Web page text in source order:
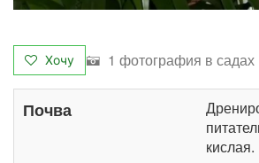
Хочу 1 фотография в садах
Почва
кислая.